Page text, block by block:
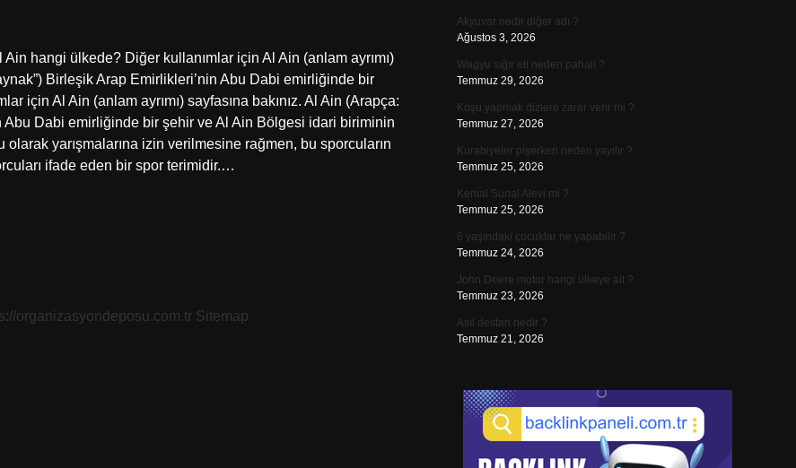
hangi ülkede? Diğer kullanımlar için Al Ain (anlam ayrımı)
için Al Ain (anlam ayrımı) sayfasına bakınız. Al Ain (Arapça:
yarışmalarına izin verilmesine rağmen, bu sporcuların
ifade eden bir spor terimidir.…
organizasyondeposu.com.tr Sitemap
Akyuvar nedir diğer adı ?
Ağustos 3, 2026
Wagyu sığır eti neden pahalı ?
Temmuz 29, 2026
Koşu yapmak dizlere zarar verir mi ?
Temmuz 27, 2026
Kurabiyeler pişerken neden yayılır ?
Temmuz 25, 2026
Kemal Sunal Alevi mi ?
Temmuz 25, 2026
6 yaşındaki çocuklar ne yapabilir ?
Temmuz 24, 2026
John Deere motor hangi ülkeye ait ?
Temmuz 23, 2026
Asıl destan nedir ?
Temmuz 21, 2026